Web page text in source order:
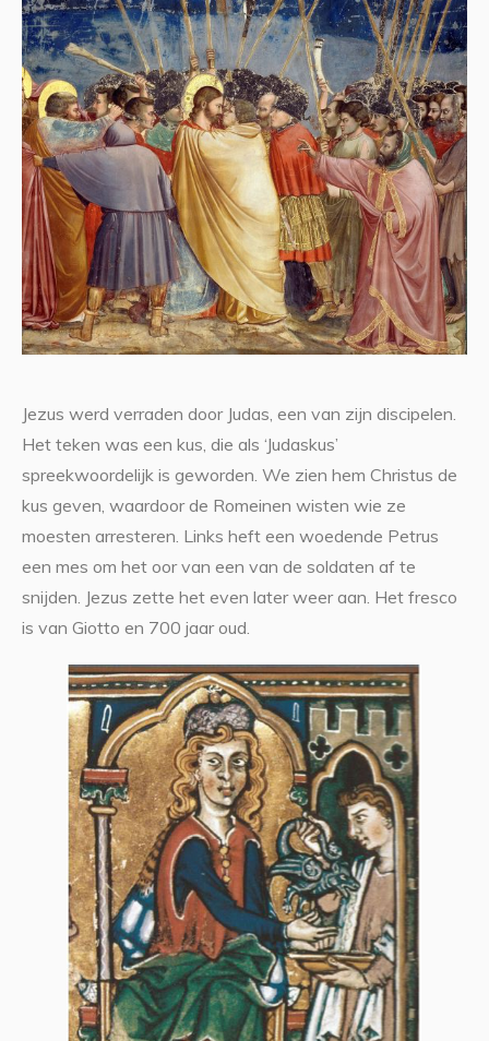
Jezus werd verraden door Judas, een van zijn discipelen.
Het teken was een kus, die als ‘Judaskus’
spreekwoordelijk is geworden. We zien hem Christus de
kus geven, waardoor de Romeinen wisten wie ze
moesten arresteren. Links heft een woedende Petrus
een mes om het oor van een van de soldaten af te
snijden. Jezus zette het even later weer aan. Het fresco
is van Giotto en 700 jaar oud.